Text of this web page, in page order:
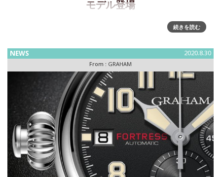
モデル登場
グラハム 「クロノファイター スーパーライト カーボン スケ
ルトン シリーズ」に待望の新色～透明感が美しいスケルトン
ン スケルトン の質量は100グラム未満と超軽量！質量が小
続きを読む
NEWS 2020.8.30
From : GRAHAM